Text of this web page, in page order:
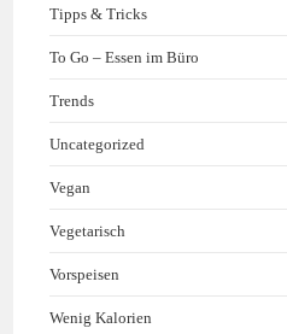
Tipps & Tricks
To Go – Essen im Büro
Trends
Uncategorized
Vegan
Vegetarisch
Vorspeisen
Wenig Kalorien